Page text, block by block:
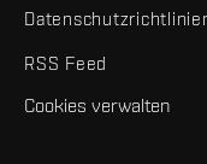
RSS Feed
Cookies verwalten